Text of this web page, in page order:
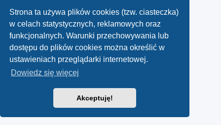
Strona ta używa plików cookies (tzw. ciasteczka)
w celach statystycznych, reklamowych oraz
funkcjonalnych. Warunki przechowywania lub
dostępu do plików cookies można określić w
ustawieniach przeglądarki internetowej.
Dowiedz się więcej
Akceptuję!